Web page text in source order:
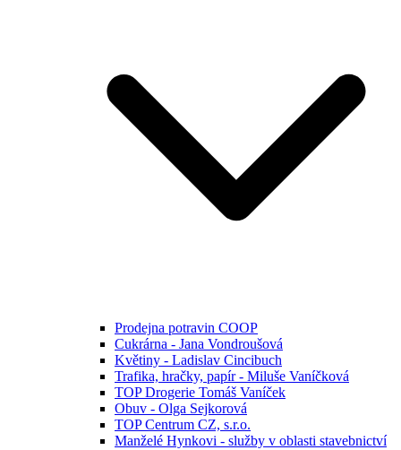
Prodejna potravin COOP
Cukrárna - Jana Vondroušová
Květiny - Ladislav Cincibuch
Trafika, hračky, papír - Miluše Vaníčková
TOP Drogerie Tomáš Vaníček
Obuv - Olga Sejkorová
TOP Centrum CZ, s.r.o.
Manželé Hynkovi - služby v oblasti stavebnictví